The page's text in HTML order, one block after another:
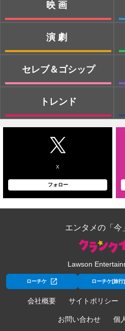
映画
演劇
セレブ＆ゴシップ
トレンド
X
フォロー
エンタメの「今
Lawson
ローチケ ローチケ[旅行]
会社概要 サイトポリシー
お問い合わせ 個